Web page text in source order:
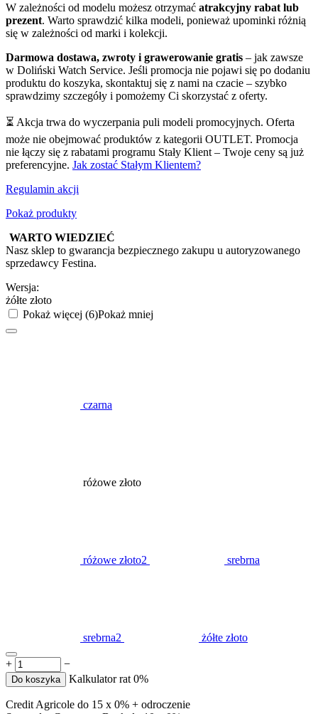
W zależności od modelu możesz otrzymać atrakcyjny rabat lub
prezent. Warto sprawdzić kilka modeli, ponieważ upominki różnią
się w zależności od marki i kolekcji.
Darmowa dostawa, zwroty i grawerowanie gratis – jak zawsze
w Doliński Watch Service. Jeśli promocja nie pojawi się po dodaniu
produktu do koszyka, skontaktuj się z nami na czacie – szybko
sprawdzimy szczegóły i pomożemy Ci skorzystać z oferty.
⏳ Akcja trwa do wyczerpania puli modeli promocyjnych. Oferta
może nie obejmować produktów z kategorii OUTLET. Promocja
nie łączy się z rabatami programu Stały Klient – Twoje ceny są już
preferencyjne. Jak zostać Stałym Klientem?
Regulamin akcji
Pokaż produkty
WARTO WIEDZIEĆ
Nasz sklep to gwarancja bezpiecznego zakupu u autoryzowanego
sprzedawcy Festina.
Wersja:
żółte złoto
Pokaż więcej (6)Pokaż mniej
czarna
różowe złoto
różowe złoto2 srebrna
srebrna2 żółte złoto
+ −
Do koszyka Kalkulator rat 0%
Credit Agricole do 15 x 0% + odroczenie